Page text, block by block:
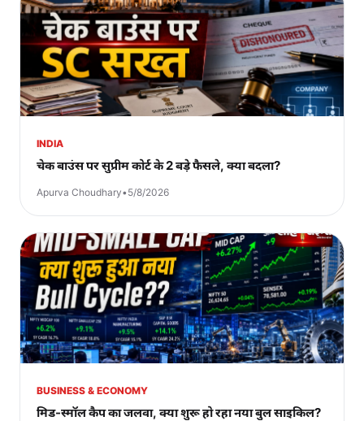
INDIA
चेक बाउंस पर सुप्रीम कोर्ट के 2 बड़े फैसले, क्या बदला?
Apurva Choudhary•5/8/2026
BUSINESS & ECONOMY
मिड-स्मॉल कैप का जलवा, क्या शुरू हो रहा नया बुल साइकिल?